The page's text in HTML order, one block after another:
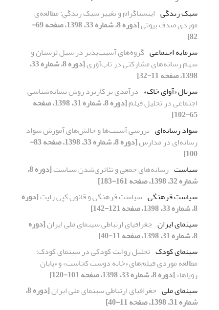
سبک زندگی اینستاگرام و تغییر سبک زندگی: مطالعه‌ی
موردی صدف بیوتی
[دوره 8، شماره 33، 1398، صفحه 69-
82]
سرمایه اجتماعی گروه‌های آسیب‌پذیر در سیل لرستان و
سهم رسانه‌های مشارکتی در تاب‌آوری
[دوره 8، شماره 33،
1398، صفحه 11-32]
سریال «آوای خاک» درآمدی بر کاربرد روش نشانه‌شناسی
اجتماعی در تحلیل فیلم
[دوره 8، شماره 31، 1398، صفحه
65-102]
سواد رسانه‌ای بررسی آسیب‌ها و چالش‌های آموزش سواد
رسانه‌ای در مدارس
[دوره 8، شماره 33، 1398، صفحه 83-
100]
سیاست رسانه‌های جمعی و تئاتری‌شدنِ سیاست
[دوره 8،
شماره 32، 1398، صفحه 161-183]
سیاست فرهنگی سیاست فرهنگی و قانون کپی رایت[دوره
8، شماره 33، 1398، صفحه 121-142]
سینمای ایران جغرافیای ارتباطی سینمای ملی ایران[دوره
8، شماره 31، 1398، صفحه 11-40]
سینمای کودک تحلیل روایت کودکی در سینمای کودک؛
مطالعه موردی فیلم‌های «خانه دوست کجاست» و «پایان
رویاها»[دوره 8، شماره 33، 1398، صفحه 101-120]
سینمای ملی جغرافیای ارتباطی سینمای ملی ایران
[دوره 8،
شماره 31، 1398، صفحه 11-40]